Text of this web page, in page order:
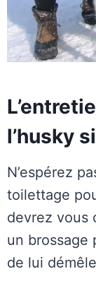
l’husky
N’espérez
toilettage
devrez vous
un brossage
de lui